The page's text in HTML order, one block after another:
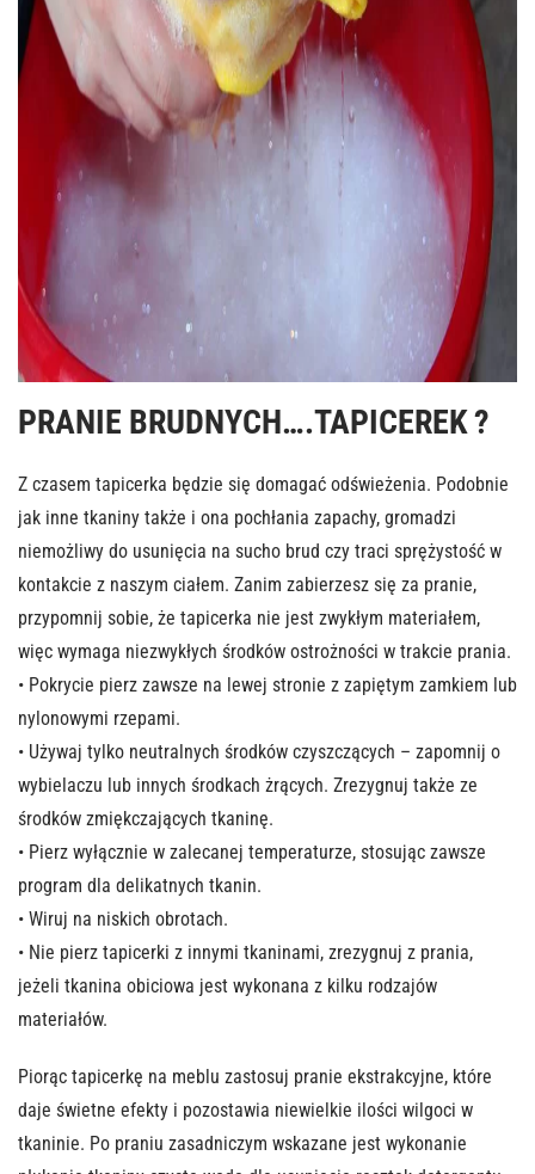
PRANIE BRUDNYCH….TAPICEREK ?
Z czasem tapicerka będzie się domagać odświeżenia. Podobnie
jak inne tkaniny także i ona pochłania zapachy, gromadzi
niemożliwy do usunięcia na sucho brud czy traci sprężystość w
kontakcie z naszym ciałem. Zanim zabierzesz się za pranie,
przypomnij sobie, że tapicerka nie jest zwykłym materiałem,
więc wymaga niezwykłych środków ostrożności w trakcie prania.
• Pokrycie pierz zawsze na lewej stronie z zapiętym zamkiem lub
nylonowymi rzepami.
• Używaj tylko neutralnych środków czyszczących – zapomnij o
wybielaczu lub innych środkach żrących. Zrezygnuj także ze
środków zmiękczających tkaninę.
• Pierz wyłącznie w zalecanej temperaturze, stosując zawsze
program dla delikatnych tkanin.
• Wiruj na niskich obrotach.
• Nie pierz tapicerki z innymi tkaninami, zrezygnuj z prania,
jeżeli tkanina obiciowa jest wykonana z kilku rodzajów
materiałów.
Piorąc tapicerkę na meblu zastosuj pranie ekstrakcyjne, które
daje świetne efekty i pozostawia niewielkie ilości wilgoci w
tkaninie. Po praniu zasadniczym wskazane jest wykonanie